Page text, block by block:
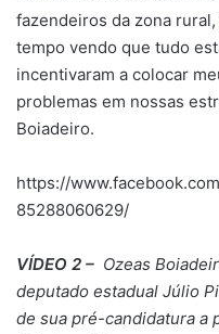
fazendeiros da zona
tempo vendo que tudo
incentivaram a colocar
problemas em nossas
Boiadeiro.
https://
85288060629/
VÍDEO 2 – Ozeas
deputado estadual Júlio
de sua pré-candidatura a